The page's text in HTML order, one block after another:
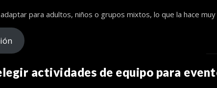
para adultos, niños o grupos mixtos, lo que la hace
actividades de equipo para